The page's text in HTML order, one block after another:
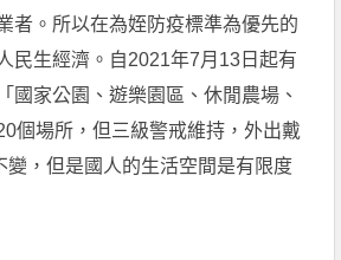
者。所以在為姪防疫標準為優先的
民生經濟。自2021年7月13日起有
國家公園、遊樂園區、休閒農場、
個場所，但三級警戒維持，外出戴
，但是國人的生活空間是有限度